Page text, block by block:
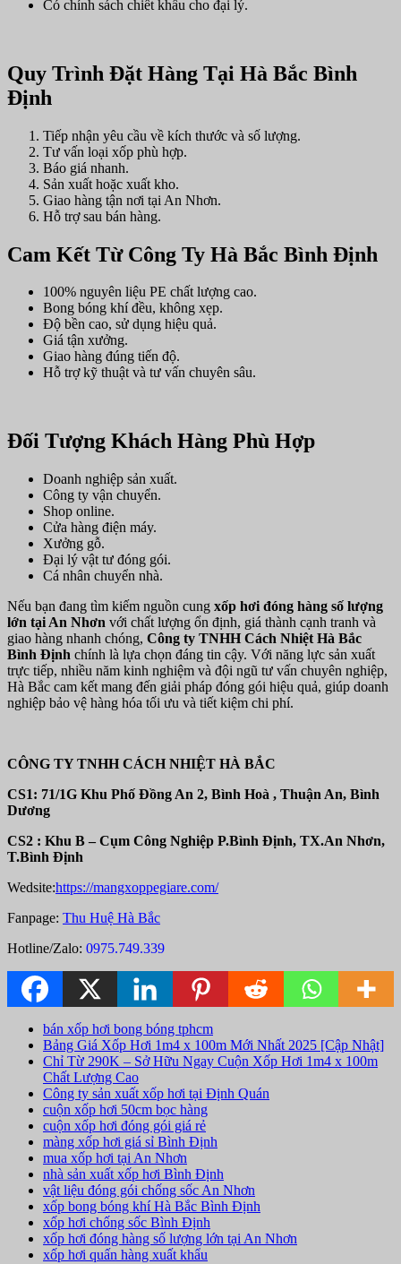
Có chính sách chiết khấu cho đại lý.
Quy Trình Đặt Hàng Tại Hà Bắc Bình
Định
Tiếp nhận yêu cầu về kích thước và số lượng.
Tư vấn loại xốp phù hợp.
Báo giá nhanh.
Sản xuất hoặc xuất kho.
Giao hàng tận nơi tại An Nhơn.
Hỗ trợ sau bán hàng.
Cam Kết Từ Công Ty Hà Bắc Bình Định
100% nguyên liệu PE chất lượng cao.
Bong bóng khí đều, không xẹp.
Độ bền cao, sử dụng hiệu quả.
Giá tận xưởng.
Giao hàng đúng tiến độ.
Hỗ trợ kỹ thuật và tư vấn chuyên sâu.
Đối Tượng Khách Hàng Phù Hợp
Doanh nghiệp sản xuất.
Công ty vận chuyển.
Shop online.
Cửa hàng điện máy.
Xưởng gỗ.
Đại lý vật tư đóng gói.
Cá nhân chuyển nhà.
Nếu bạn đang tìm kiếm nguồn cung xốp hơi đóng hàng số lượng
lớn tại An Nhơn với chất lượng ổn định, giá thành cạnh tranh và
giao hàng nhanh chóng, Công ty TNHH Cách Nhiệt Hà Bắc
Bình Định chính là lựa chọn đáng tin cậy. Với năng lực sản xuất
trực tiếp, nhiều năm kinh nghiệm và đội ngũ tư vấn chuyên nghiệp,
Hà Bắc cam kết mang đến giải pháp đóng gói hiệu quả, giúp doanh
nghiệp bảo vệ hàng hóa tối ưu và tiết kiệm chi phí.
CÔNG TY TNHH CÁCH NHIỆT HÀ BẮC
CS1: 71/1G Khu Phố Đồng An 2, Bình Hoà , Thuận An, Bình
Dương
CS2 : Khu B – Cụm Công Nghiệp P.Bình Định, TX.An Nhơn,
T.Bình Định
Wedsite:https://mangxoppegiare.com/
Fanpage: Thu Huệ Hà Bắc
Hotline/Zalo: 0975.749.339
bán xốp hơi bong bóng tphcm
Bảng Giá Xốp Hơi 1m4 x 100m Mới Nhất 2025 [Cập Nhật]
Chỉ Từ 290K – Sở Hữu Ngay Cuộn Xốp Hơi 1m4 x 100m
Chất Lượng Cao
Công ty sản xuất xốp hơi tại Định Quán
cuộn xốp hơi 50cm bọc hàng
cuộn xốp hơi đóng gói giá rẻ
màng xốp hơi giá sỉ Bình Định
mua xốp hơi tại An Nhơn
nhà sản xuất xốp hơi Bình Định
vật liệu đóng gói chống sốc An Nhơn
xốp bong bóng khí Hà Bắc Bình Định
xốp hơi chống sốc Bình Định
xốp hơi đóng hàng số lượng lớn tại An Nhơn
xốp hơi quấn hàng xuất khẩu